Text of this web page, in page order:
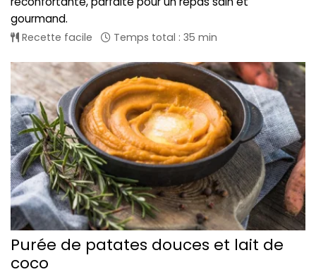
gourmand.
Recette facile Temps total : 35 min
Purée de patates douces et lait de
coco